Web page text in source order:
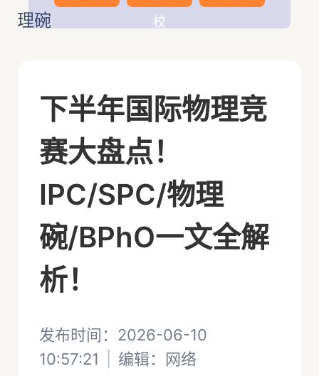
校
理碗
下半年国际物理竞
赛大盘点！
IPC/SPC/物理
碗/BPhO一文全解
析！
发布时间：2026-06-10
10:57:21
编辑： 网络